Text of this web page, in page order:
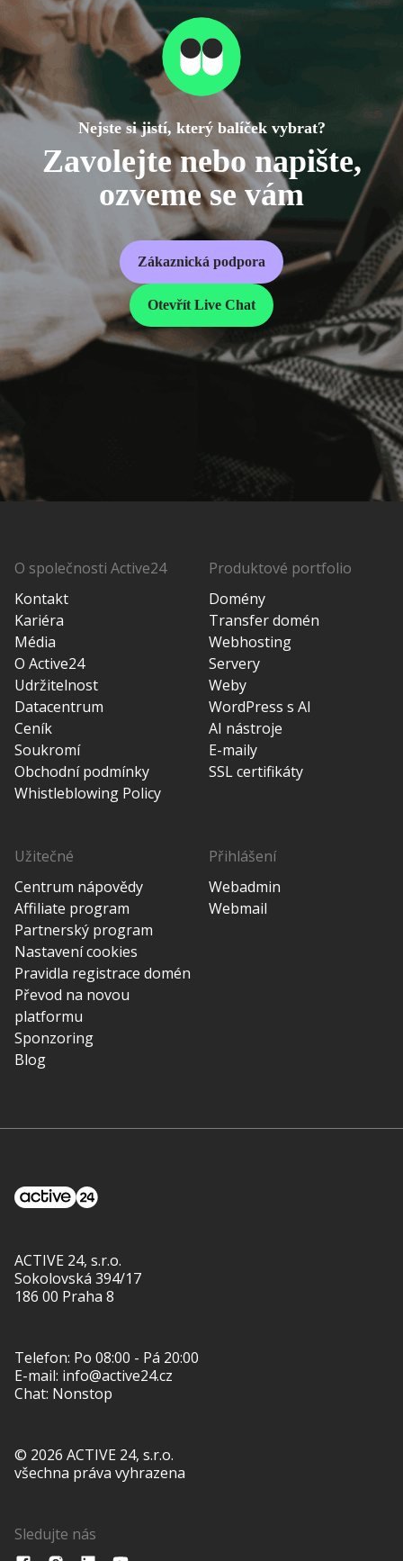
Nejste si jistí, který balíček vybrat?
Zavolejte nebo napište,
ozveme se vám
Zákaznická podpora
Otevřít Live Chat
O společnosti Active24
Kontakt
Kariéra
Média
O Active24
Udržitelnost
Datacentrum
Ceník
Soukromí
Obchodní podmínky
Whistleblowing Policy
Produktové portfolio
Domény
Transfer domén
Webhosting
Servery
Weby
WordPress s AI
AI nástroje
E-maily
SSL certifikáty
Užitečné
Centrum nápovědy
Affiliate program
Partnerský program
Nastavení cookies
Pravidla registrace domén
Převod na novou
platformu
Sponzoring
Blog
Přihlášení
Webadmin
Webmail
ACTIVE 24, s.r.o.
Sokolovská 394/17
186 00 Praha 8
Telefon: Po 08:00 - Pá 20:00
E-mail: info@active24.cz
Chat: Nonstop
© 2026 ACTIVE 24, s.r.o.
všechna práva vyhrazena
Sledujte nás